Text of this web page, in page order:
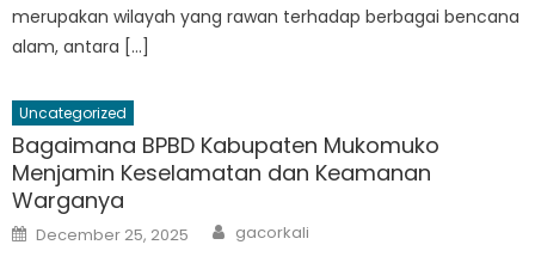
merupakan wilayah yang rawan terhadap berbagai bencana
alam, antara […]
Uncategorized
Bagaimana BPBD Kabupaten Mukomuko
Menjamin Keselamatan dan Keamanan
Warganya
Posted
on
December 25, 2025 Author
gacorkali